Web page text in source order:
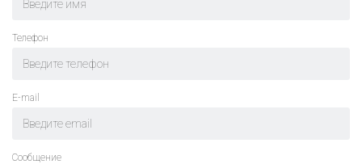
Телефон
E-mail
Cообщение